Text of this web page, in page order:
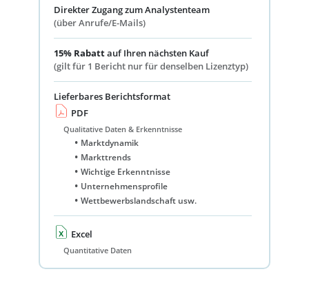
Direkter Zugang zum Analystenteam
(über Anrufe/E-Mails)
15% Rabattauf Ihren nächsten Kauf
(gilt für 1 Bericht nur für denselben Lizenztyp)
Lieferbares Berichtsformat
PDF
Qualitative Daten & Erkenntnisse
Marktdynamik
Markttrends
Wichtige Erkenntnisse
Unternehmensprofile
Wettbewerbslandschaft usw.
Excel
Quantitative Daten